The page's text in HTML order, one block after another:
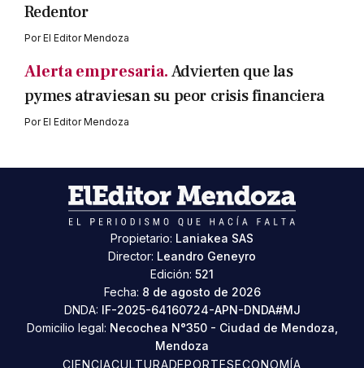
Redentor
PorEl Editor Mendoza
Alerta empresaria.Advierten que las
pymes atraviesan su peor crisis financiera
PorEl Editor Mendoza
Propietario: Laniakea SAS
Director: Leandro Geneyro
Edición: 521
Fecha: 8 de agosto de 2026
DNDA: IF-2025-64160724-APN-DNDA#MJ
Domicilio legal: Necochea N°350 - Ciudad de Mendoza,
Mendoza
CIENCIACULTURADEPORTESECONOMÍA